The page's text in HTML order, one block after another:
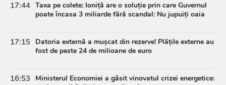
17:44 Taxa pe colete: Ioniță are o soluție prin care Guvernul
poate încasa 3 miliarde fără scandal: Nu jupuiți oaia
17:15 Datoria externă a mușcat din rezerve! Plățile externe au
fost de peste 24 de milioane de euro
16:53
Ministerul Economiei a găsit vinovatul crizei energetice: